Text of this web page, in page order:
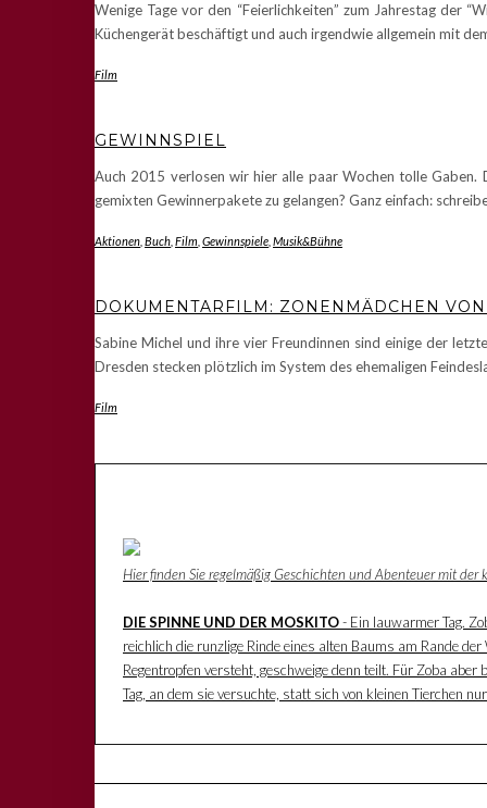
Wenige Tage vor den “Feierlichkeiten” zum Jahrestag der
Küchengerät beschäftigt und auch irgendwie allgemein mit
Film
GEWINNSPIEL
Auch 2015 verlosen wir hier alle paar Wochen tolle Gaben.
gemixten Gewinnerpakete zu gelangen? Ganz einfach:
Aktionen Buch Film Gewinnspiele Musik&Bühne
DOKUMENTARFILM: ZONENMÄDCHEN
Sabine Michel und ihre vier Freundinnen sind einige der
Dresden stecken plötzlich im System des ehemaligen
Film
Hier finden Sie regelmäßig Geschichten und Abenteuer mit
DIE SPINNE UND DER MOSKITO- Ein lauwarmer Tag.
reichlich die runzlige Rinde eines alten Baums am Rande
Regentropfen versteht, geschweige denn teilt. Für Zoba
Tag, an dem sie versuchte, statt sich von kleinen Tierchen